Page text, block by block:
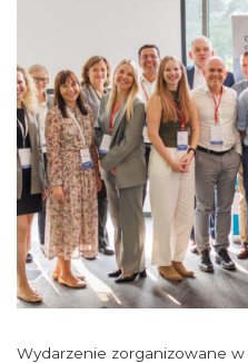
Wydarzenie zorganizowane